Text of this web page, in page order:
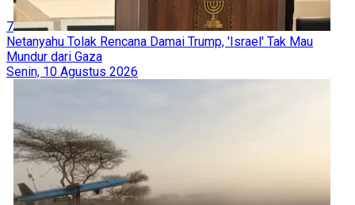
7
Netanyahu Tolak Rencana Damai Trump, 'Israel' Tak Mau
Mundur dari Gaza
Senin, 10 Agustus 2026